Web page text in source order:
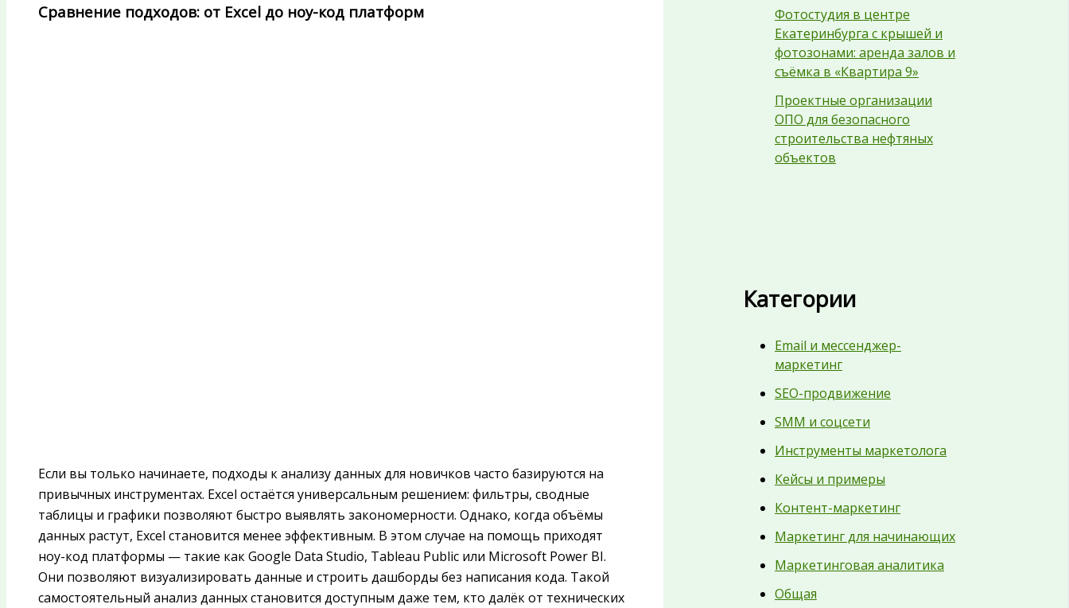
Сравнение подходов: от Excel до ноу-код платформ
Если вы только начинаете, подходы к анализу данных для новичков часто базируются на
привычных инструментах. Excel остаётся универсальным решением: фильтры, сводные
таблицы и графики позволяют быстро выявлять закономерности. Однако, когда объёмы
данных растут, Excel становится менее эффективным. В этом случае на помощь приходят
ноу-код платформы — такие как Google Data Studio, Tableau Public или Microsoft Power BI.
Они позволяют визуализировать данные и строить дашборды без написания кода. Такой
самостоятельный анализ данных становится доступным даже тем, кто далёк от технических
Фотостудия в центре
Екатеринбурга с крышей и
фотозонами: аренда залов и
съёмка в «Квартира 9»
Проектные организации
ОПО для безопасного
строительства нефтяных
объектов
Категории
Email и мессенджер-
маркетинг
SEO-продвижение
SMM и соцсети
Инструменты маркетолога
Кейсы и примеры
Контент-маркетинг
Маркетинг для начинающих
Маркетинговая аналитика
Общая